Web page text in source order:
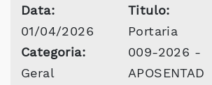
Data:
01/04/2026
Categoria:
Geral
Titulo:
Portaria
009-2026 -
APOSENTAD